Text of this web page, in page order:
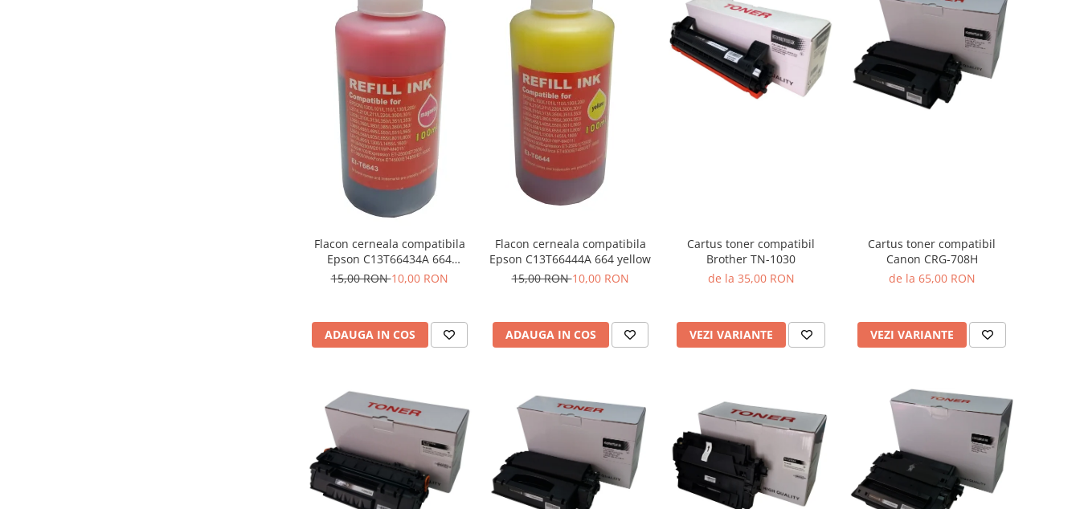
Flacon cerneala compatibila
Epson C13T66434A 664
magenta
15,00 RON10,00 RON
ADAUGA IN COS
Flacon cerneala compatibila
Epson C13T66444A 664 yellow
15,00 RON10,00 RON
ADAUGA IN COS
Cartus toner compatibil
Brother TN-1030
de la 35,00 RON
VEZI VARIANTE
Cartus toner compatibil
Canon CRG-708H
de la 65,00 RON
VEZI VARIANTE